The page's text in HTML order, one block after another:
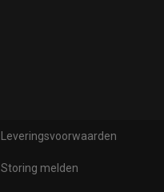
Leveringsvoorwaarden
Storing melden